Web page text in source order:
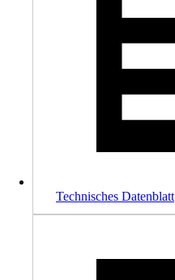
Technisches Datenblatt